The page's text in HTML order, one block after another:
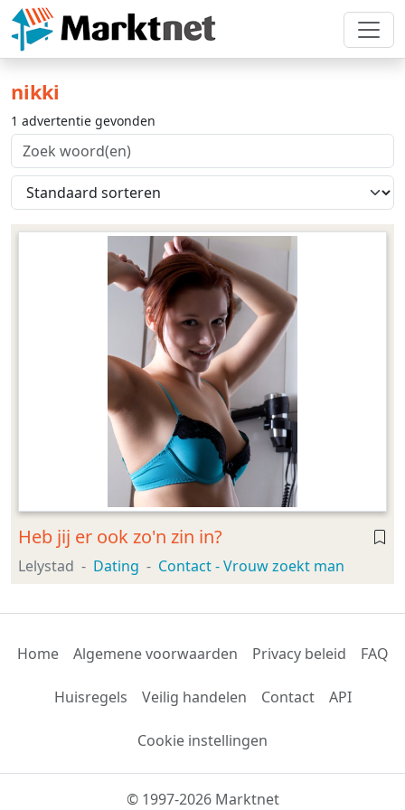
nikki
1 advertentie gevonden
Heb jij er ook zo'n zin in?
Lelystad Dating Contact - Vrouw zoekt man
Home Algemene voorwaarden Privacy beleid FAQ
Huisregels Veilig handelen Contact API
Cookie instellingen
© 1997-2026 Marktnet